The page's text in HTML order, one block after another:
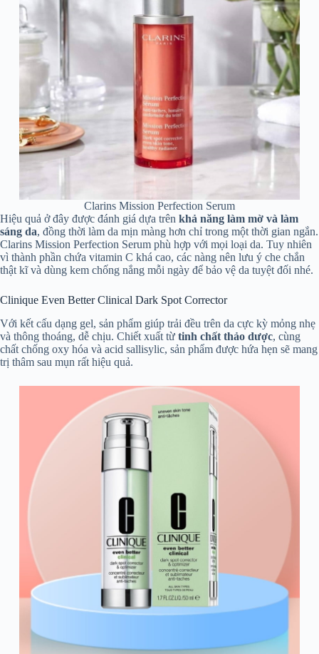
Clarins Mission Perfection Serum
Hiệu quả ở đây được đánh giá dựa trên khả năng làm mờ và làm
sáng da, đồng thời làm da mịn màng hơn chỉ trong một thời gian ngắn.
Clarins Mission Perfection Serum phù hợp với mọi loại da. Tuy nhiên
vì thành phần chứa vitamin C khá cao, các nàng nên lưu ý che chắn
thật kĩ và dùng kem chống nắng mỗi ngày để bảo vệ da tuyệt đối nhé.
Clinique Even Better Clinical Dark Spot Corrector
Với kết cấu dạng gel, sản phẩm giúp trải đều trên da cực kỳ mỏng nhẹ
và thông thoáng, dễ chịu. Chiết xuất từ tinh chất thảo dược, cùng
chất chống oxy hóa và acid sallisylic, sản phẩm được hứa hẹn sẽ mang
trị thâm sau mụn rất hiệu quả.